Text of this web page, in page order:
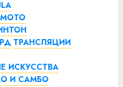
ТРАНСЛЯЦИИ
ИСКУССТВА
И САМБО